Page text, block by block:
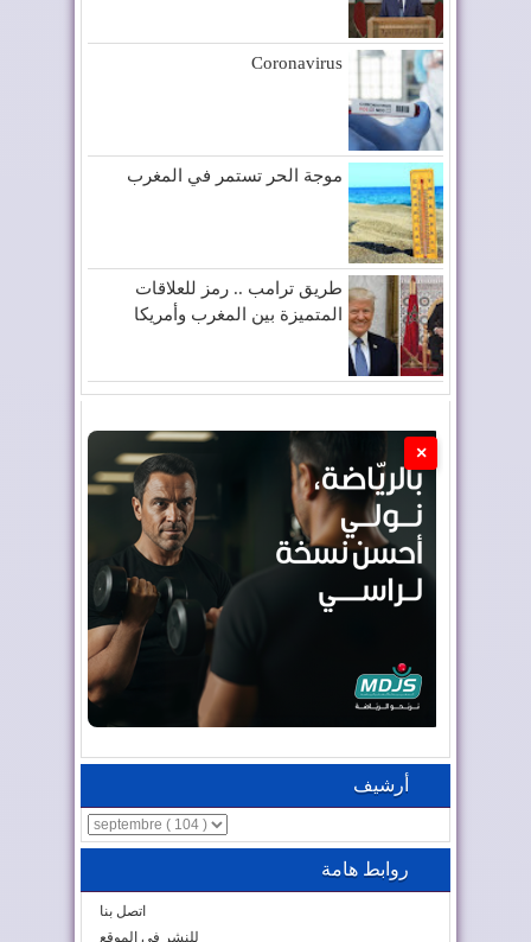
Coronavirus
موجة الحر تستمر في المغرب
طريق ترامب .. رمز للعلاقات
المتميزة بين المغرب وأمريكا
×
أرشيف
روابط هامة
اتصل بنا
للنشر في الموقع